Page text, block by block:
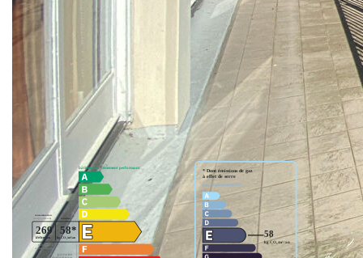
Prévoir travaux de rafraichissement.
Pour plus d'informations, me joindre au
06.84.38.90.80, celine@cabinetfontaine.eu
Nos honoraires Nous contacter
Diagnostics énergétiques